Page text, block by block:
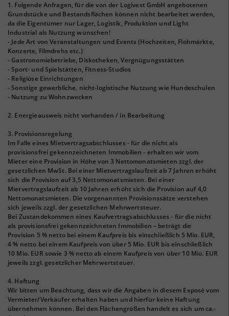
1. Folgende Anfragen, für die von der Logivest GmbH angebotenen
Grundstücke und Bestandsflächen können nicht bearbeitet werden,
da die Eigentümer nur Lager, Logistik, Produktion und Light
Industrial als Nutzung wünschen!
- Jede Art von Veranstaltungen und Events (Hochzeiten, Flohmärkte,
Konzerte, Filmdrehs etc.)
- Gastronomiebetriebe, Diskotheken, Vergnügungsstätten
- Sport- und Spielstätten, Fitness-Studios
- Religiöse Einrichtungen
- Sonstige gewerbliche, nicht-logistische Nutzung wie Hundeschulen
- Nutzung zu Wohnzwecken
2. Energieausweis nicht vorhanden / in Bearbeitung
3. Provisionsregelung
Im Falle eines Mietvertragsabschlusses - für die nicht als
provisionsfrei gekennzeichneten Immobilien - erhalten wir vom
Mieter eine Provision in Höhe von 3 Nettomonatsmieten zzgl. der
gesetzlichen MwSt. Bei einer Mietvertragslaufzeit ab 7 Jahren erhöht
sich die Provision auf 3,5 Nettomonatsmieten. Bei einer
Mietvertragslaufzeit ab 10 Jahren erhöht sich die Provision auf 4,0
Nettomonatsmieten. Die vorgenannten Provisionssätze verstehen
sich jeweils zzgl. der gesetzlichen Mehrwertsteuer.
Bei Zustandekommen eines Kaufvertragsabschlusses - für die nicht
als provisionsfrei gekennzeichneten Immobilien – beträgt die
Provision 5 % netto bei einem Kaufpreis bis einschließlich 5 Mio. EUR,
4 % netto bei einem Kaufpreis von über 5 Mio. EUR bis einschließlich
10 Mio. EUR sowie 3 % netto ab einem Kaufpreis von über 10 Mio. EUR
jeweils zzgl. gesetzlicher Mehrwertsteuer.
4. Haftung
Wir bitten um Beachtung, dass wir die Angaben in diesem Exposé vom
Vermieter/Verkäufer erhalten haben und hierfür keine Haftung
übernehmen können. Bei den Flächengrößen handelt es sich um ca.-